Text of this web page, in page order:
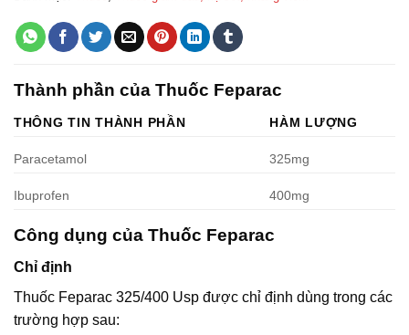
Thành phần của Thuốc Feparac
THÔNG TIN THÀNH PHẦN HÀM LƯỢNG
Paracetamol 325mg
Ibuprofen 400mg
Công dụng của Thuốc Feparac
Chỉ định
Thuốc Feparac 325/400 Usp được chỉ định dùng trong các
trường hợp sau: